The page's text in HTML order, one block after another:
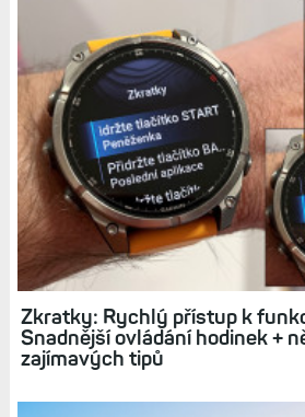
Zkratky: Rychlý přístup k
Snadnější ovládání hodinek +
zajímavých tipů